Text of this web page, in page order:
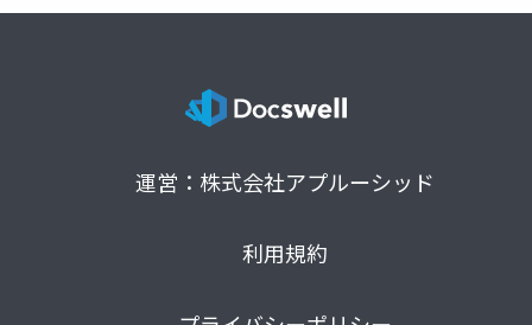
運営：株式会社アプルーシッド
利用規約